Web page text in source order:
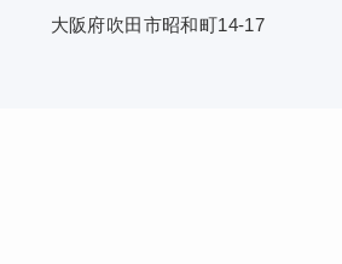
大阪府吹田市昭和町14-17